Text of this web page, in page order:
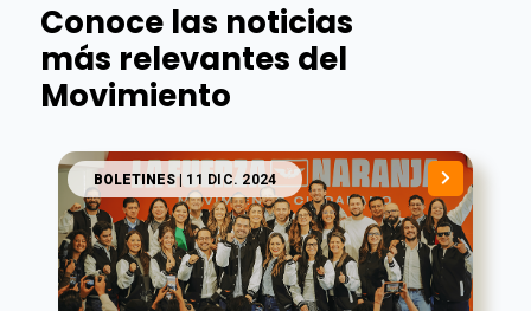
Conoce las noticias
más relevantes del
Movimiento
BOLETINES| 11 DIC. 2024